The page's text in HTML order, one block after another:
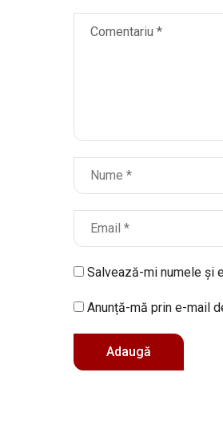
Salvează-mi numele și
Anunță-mă prin e-mail